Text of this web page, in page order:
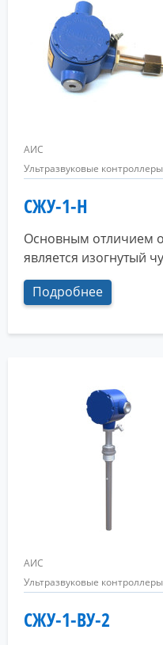
АИС
Ультразвуковые
СЖУ-1-Н
Основным отличием
является изогнутый
Подробнее
АИС
Ультразвуковые
СЖУ-1-ВУ-2